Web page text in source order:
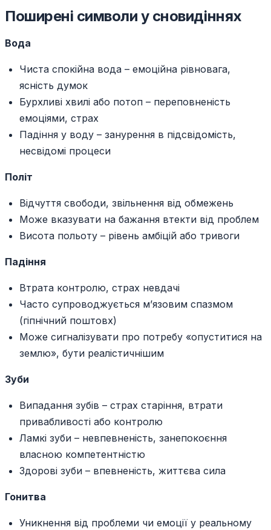
Поширені символи у сновидіннях
Вода
Чиста спокійна вода – емоційна рівновага,
ясність думок
Бурхливі хвилі або потоп – переповненість
емоціями, страх
Падіння у воду – занурення в підсвідомість,
несвідомі процеси
Політ
Відчуття свободи, звільнення від обмежень
Може вказувати на бажання втекти від проблем
Висота польоту – рівень амбіцій або тривоги
Падіння
Втрата контролю, страх невдачі
Часто супроводжується м’язовим спазмом
(гіпнічний поштовх)
Може сигналізувати про потребу «опуститися на
землю», бути реалістичнішим
Зуби
Випадання зубів – страх старіння, втрати
привабливості або контролю
Ламкі зуби – невпевненість, занепокоєння
власною компетентністю
Здорові зуби – впевненість, життєва сила
Гонитва
Уникнення від проблеми чи емоції у реальному